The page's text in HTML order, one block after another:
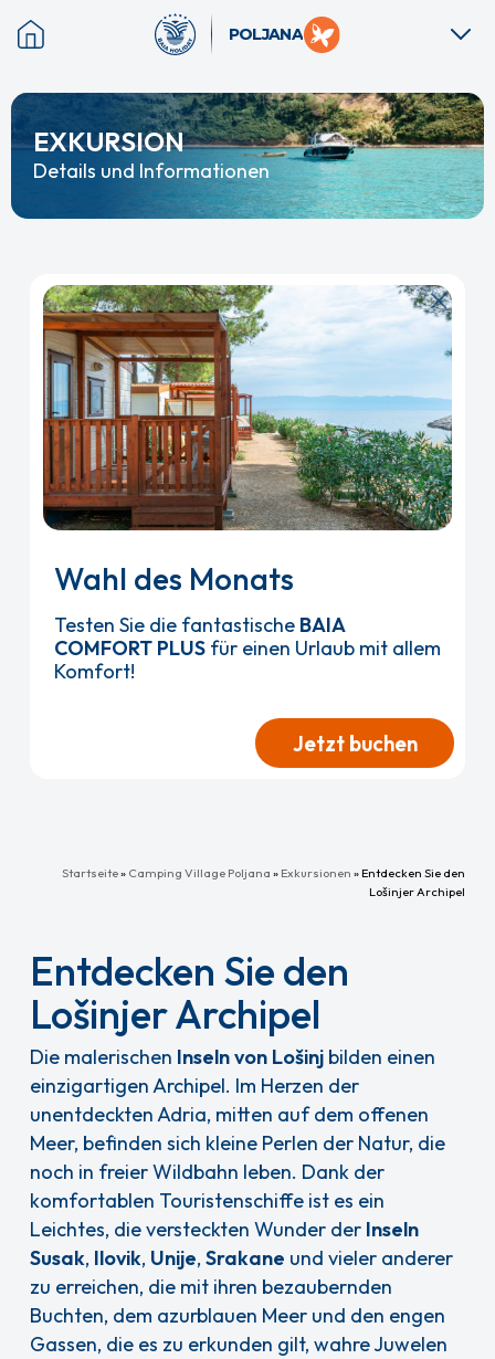
Hauptinhalt
POLJANA
EXKURSION
Details und Informationen
Wahl des Monats
Testen Sie die fantastische BAIA
COMFORT PLUSfür einen Urlaub mit allem
Komfort!
Jetzt buchen
Startseite» Camping Village Poljana » Exkursionen »Entdecken Sie den
Lošinjer Archipel
Entdecken Sie den
Lošinjer Archipel
Die malerischen Inseln von Lošinj bilden einen
einzigartigen Archipel. Im Herzen der
unentdeckten Adria, mitten auf dem offenen
Meer, befinden sich kleine Perlen der Natur, die
noch in freier Wildbahn leben. Dank der
komfortablen Touristenschiffe ist es ein
Leichtes, die versteckten Wunder der Inseln
Susak, Ilovik, Unije,Srakane und vieler anderer
zu erreichen, die mit ihren bezaubernden
Buchten, dem azurblauen Meer und den engen
Gassen, die es zu erkunden gilt, wahre Juwelen